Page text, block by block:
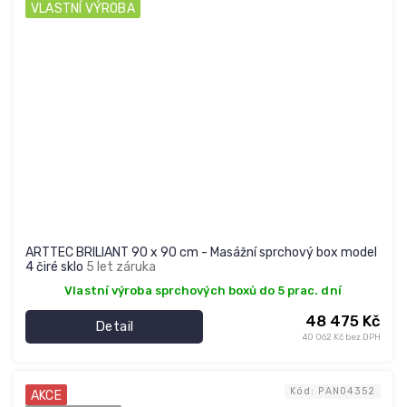
VLASTNÍ VÝROBA
ARTTEC BRILIANT 90 x 90 cm - Masážní sprchový box model
4 čiré sklo 5 let záruka
Vlastní výroba sprchových boxů do 5 prac. dní
40 062 Kč bez DPH
48 475 Kč
Detail
AKCE
Kód: PAN04352